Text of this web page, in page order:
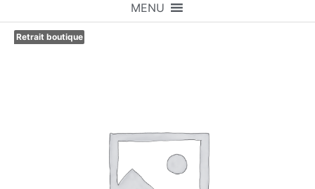
MENU
Retrait boutique